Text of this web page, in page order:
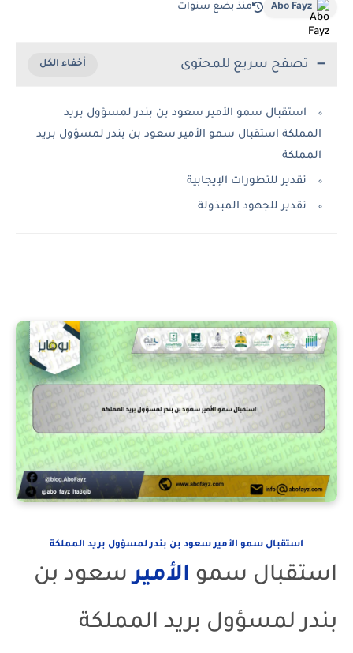
Abo Fayz منذ بضع سنوات
تصفح سريع للمحتوى
استقبال سمو الأمير سعود بن بندر لمسؤول بريد
المملكة استقبال سمو الأمير سعود بن بندر لمسؤول بريد
المملكة
تقدير للتطورات الإيجابية
تقدير للجهود المبذولة
استقبال سمو الأمير سعود بن بندر لمسؤول بريد المملكة
استقبال سمو الأميرسعود بن
بندر لمسؤول بريد المملكة